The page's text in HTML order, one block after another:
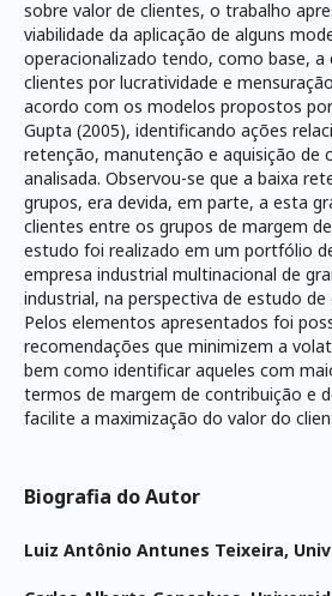
sobre valor de clientes, o trabalho
viabilidade da aplicação de alguns
operacionalizado tendo, como base, a
clientes por lucratividade e
acordo com os modelos propostos
Gupta (2005), identificando ações
retenção, manutenção e aquisição de
analisada. Observou-se que a baixa
grupos, era devida, em parte, a esta
clientes entre os grupos de margem
estudo foi realizado em um portfólio
empresa industrial multinacional de
industrial, na perspectiva de estudo
Pelos elementos apresentados foi
recomendações que minimizem a
bem como identificar aqueles com
termos de margem de contribuição e
facilite a maximização do valor do
Biografia do Autor
Luiz Antônio Antunes Teixeira,